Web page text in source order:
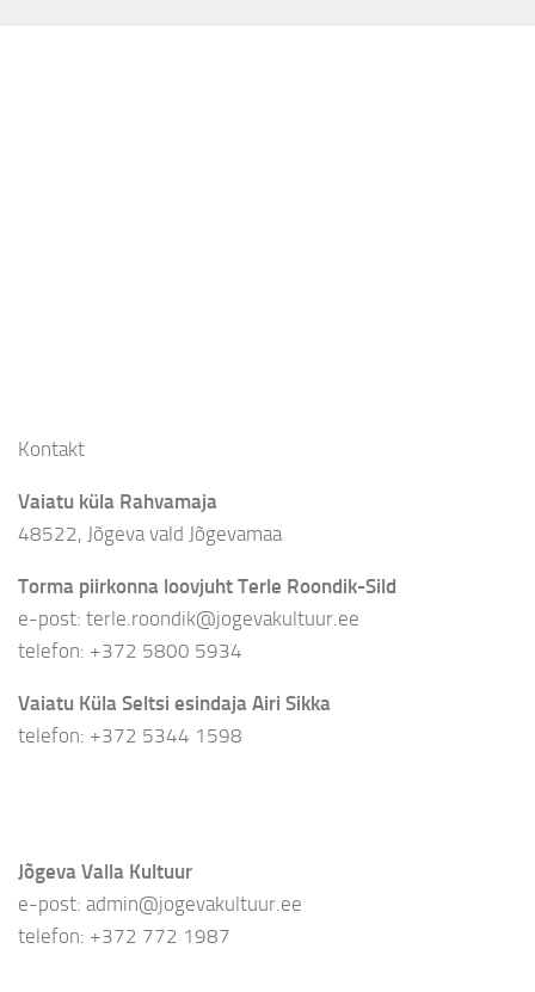
Kontakt
Vaiatu küla Rahvamaja
48522, Jõgeva vald Jõgevamaa
Torma piirkonna loovjuht Terle Roondik-Sild
e-post: terle.roondik@jogevakultuur.ee
telefon: +372 5800 5934
Vaiatu Küla Seltsi esindaja Airi Sikka
telefon: +372 5344 1598
Jõgeva Valla Kultuur
e-post: admin@jogevakultuur.ee
telefon: +372 772 1987